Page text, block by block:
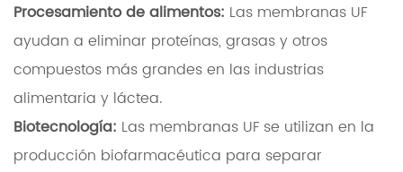
Procesamiento de alimentos: Las membranas UF
ayudan a eliminar proteínas, grasas y otros
compuestos más grandes en las industrias
alimentaria y láctea.
Biotecnología: Las membranas UF se utilizan en la
producción biofarmacéutica para separar